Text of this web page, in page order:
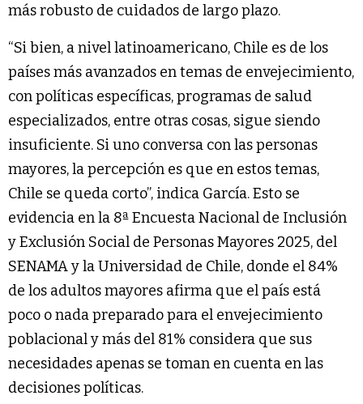
más robusto de cuidados de largo plazo.
“Si bien, a nivel latinoamericano, Chile es de los
países más avanzados en temas de envejecimiento,
con políticas específicas, programas de salud
especializados, entre otras cosas, sigue siendo
insuficiente. Si uno conversa con las personas
mayores, la percepción es que en estos temas,
Chile se queda corto”, indica García. Esto se
evidencia en la 8ª Encuesta Nacional de Inclusión
y Exclusión Social de Personas Mayores 2025, del
SENAMA y la Universidad de Chile, donde el 84%
de los adultos mayores afirma que el país está
poco o nada preparado para el envejecimiento
poblacional y más del 81% considera que sus
necesidades apenas se toman en cuenta en las
decisiones políticas.